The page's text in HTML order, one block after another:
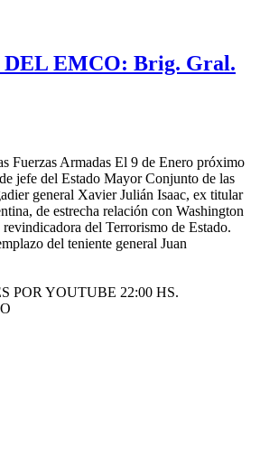
DEL EMCO: Brig. Gral.
Fuerzas Armadas El 9 de Enero próximo
jefe del Estado Mayor Conjunto de las
general Xavier Julián Isaac, ex titular
de estrecha relación con Washington
del Terrorismo de Estado.
del teniente general Juan
POR YOUTUBE 22:00 HS.